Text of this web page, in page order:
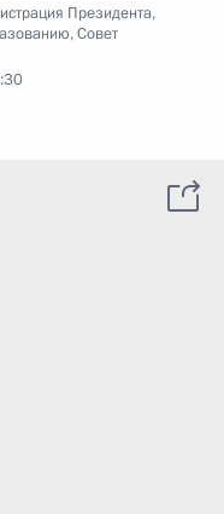
Президента,
,Совет